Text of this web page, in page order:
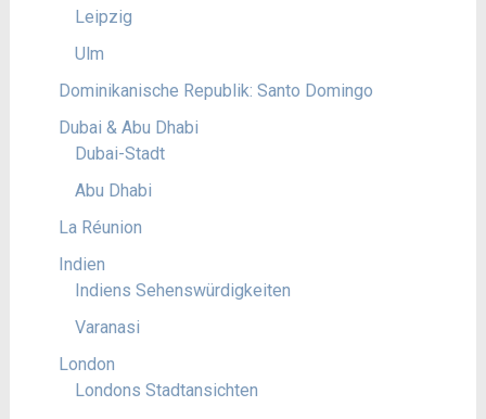
Leipzig
Ulm
Dominikanische Republik: Santo Domingo
Dubai & Abu Dhabi
Dubai-Stadt
Abu Dhabi
La Réunion
Indien
Indiens Sehenswürdigkeiten
Varanasi
London
Londons Stadtansichten